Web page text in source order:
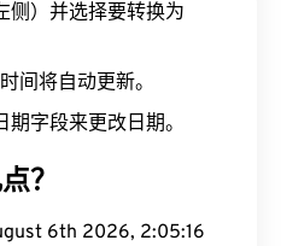
侧）并选择要转换为
间将自动更新。
字段来更改日期。
？
6th 2026, 2:05:17